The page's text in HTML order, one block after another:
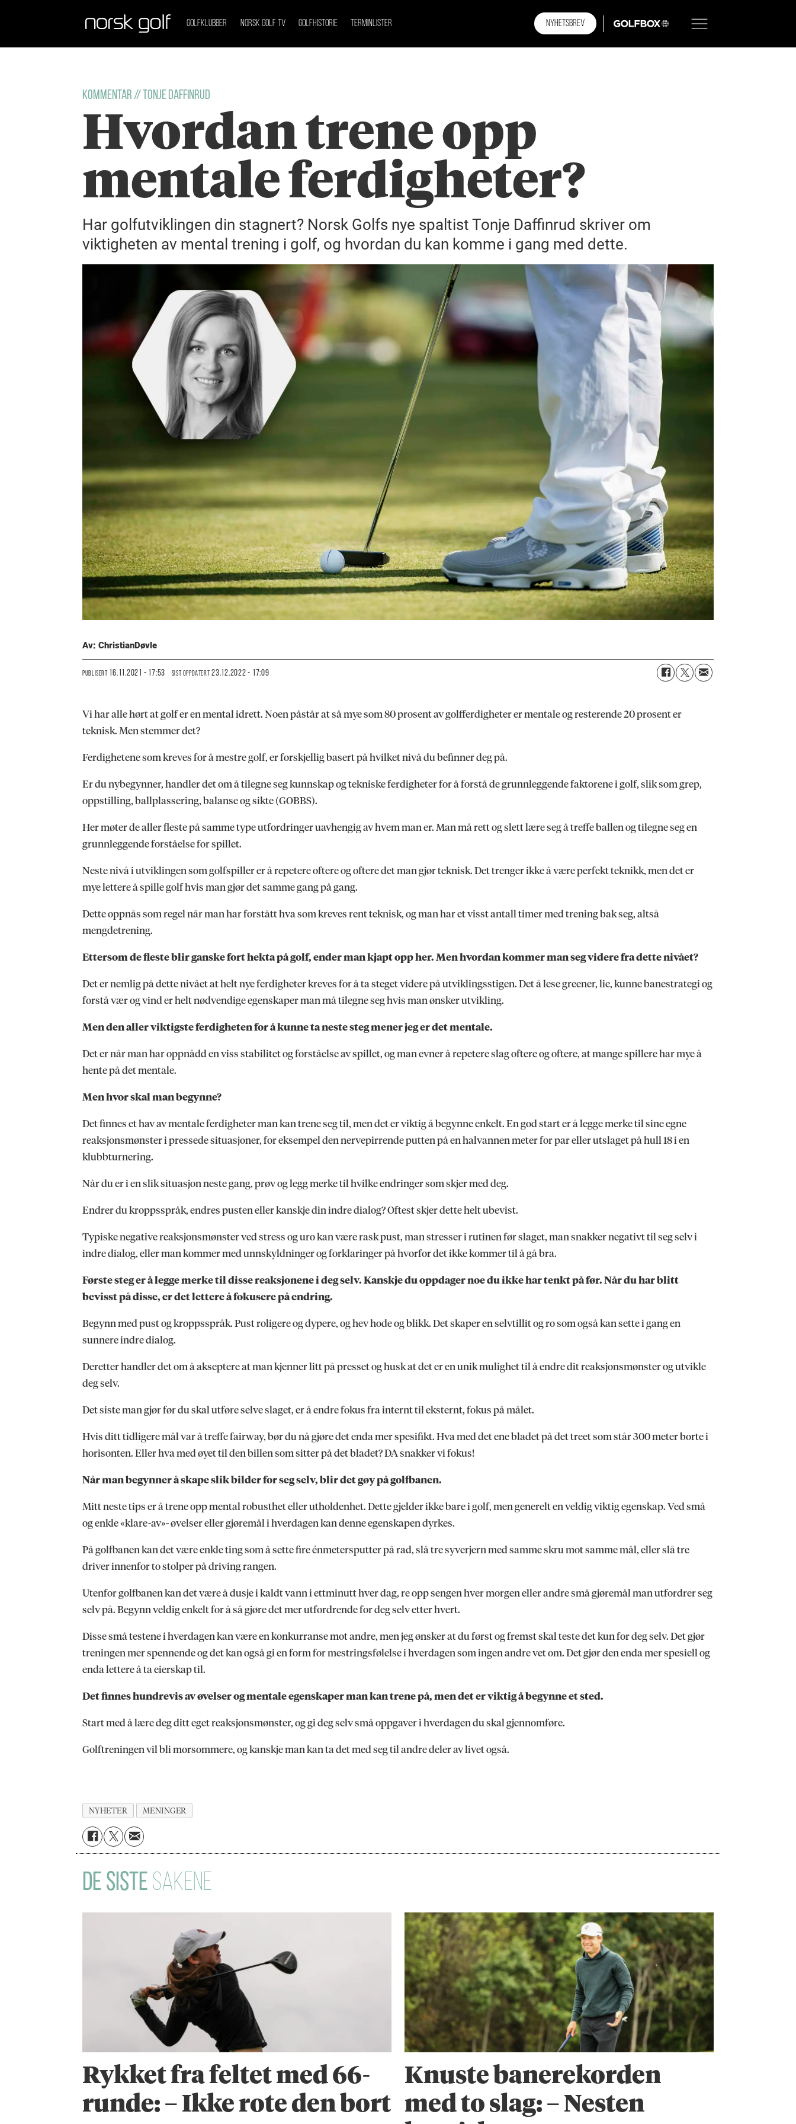
GOLFKLUBBER NORSK GOLF TV GOLFHISTORIE TERMINLISTER NYHETSBREV GOLFBOX
KOMMENTAR // TONJE DAFFINRUD
Hvordan trene opp
mentale ferdigheter?
Har golfutviklingen din stagnert? Norsk Golfs nye spaltist Tonje Daffinrud skriver om
viktigheten av mental trening i golf, og hvordan du kan komme i gang med dette.
Av: ChristianDøvle
PUBLISERT 16.11.2021 - 17:53 SIST OPPDATERT 23.12.2022 - 17:09
Vi har alle hørt at golf er en mental idrett. Noen påstår at så mye som 80 prosent av golfferdigheter er mentale og resterende 20 prosent er
teknisk. Men stemmer det?
Ferdighetene som kreves for å mestre golf, er forskjellig basert på hvilket nivå du befinner deg på.
Er du nybegynner, handler det om å tilegne seg kunnskap og tekniske ferdigheter for å forstå de grunnleggende faktorene i golf, slik som grep,
oppstilling, ballplassering, balanse og sikte (GOBBS).
Her møter de aller fleste på samme type utfordringer uavhengig av hvem man er. Man må rett og slett lære seg å treffe ballen og tilegne seg en
grunnleggende forståelse for spillet.
Neste nivå i utviklingen som golfspiller er å repetere oftere og oftere det man gjør teknisk. Det trenger ikke å være perfekt teknikk, men det er
mye lettere å spille golf hvis man gjør det samme gang på gang.
Dette oppnås som regel når man har forstått hva som kreves rent teknisk, og man har et visst antall timer med trening bak seg, altså
mengdetrening.
Ettersom de fleste blir ganske fort hekta på golf, ender man kjapt opp her. Men hvordan kommer man seg videre fra dette nivået?
Det er nemlig på dette nivået at helt nye ferdigheter kreves for å ta steget videre på utviklingsstigen. Det å lese greener, lie, kunne banestrategi og
forstå vær og vind er helt nødvendige egenskaper man må tilegne seg hvis man ønsker utvikling.
Men den aller viktigste ferdigheten for å kunne ta neste steg mener jeg er det mentale.
Det er når man har oppnådd en viss stabilitet og forståelse av spillet, og man evner å repetere slag oftere og oftere, at mange spillere har mye å
hente på det mentale.
Men hvor skal man begynne?
Det finnes et hav av mentale ferdigheter man kan trene seg til, men det er viktig å begynne enkelt. En god start er å legge merke til sine egne
reaksjonsmønster i pressede situasjoner, for eksempel den nervepirrende putten på en halvannen meter for par eller utslaget på hull 18 i en
klubbturnering.
Når du er i en slik situasjon neste gang, prøv og legg merke til hvilke endringer som skjer med deg.
Endrer du kroppsspråk, endres pusten eller kanskje din indre dialog? Oftest skjer dette helt ubevist.
Typiske negative reaksjonsmønster ved stress og uro kan være rask pust, man stresser i rutinen før slaget, man snakker negativt til seg selv i
indre dialog, eller man kommer med unnskyldninger og forklaringer på hvorfor det ikke kommer til å gå bra.
Første steg er å legge merke til disse reaksjonene i deg selv. Kanskje du oppdager noe du ikke har tenkt på før. Når du har blitt
bevisst på disse, er det lettere å fokusere på endring.
Begynn med pust og kroppsspråk. Pust roligere og dypere, og hev hode og blikk. Det skaper en selvtillit og ro som også kan sette i gang en
sunnere indre dialog.
Deretter handler det om å akseptere at man kjenner litt på presset og husk at det er en unik mulighet til å endre dit reaksjonsmønster og utvikle
deg selv.
Det siste man gjør før du skal utføre selve slaget, er å endre fokus fra internt til eksternt, fokus på målet.
Hvis ditt tidligere mål var å treffe fairway, bør du nå gjøre det enda mer spesifikt. Hva med det ene bladet på det treet som står 300 meter borte i
horisonten. Eller hva med øyet til den billen som sitter på det bladet? DA snakker vi fokus!
Når man begynner å skape slik bilder for seg selv, blir det gøy på golfbanen.
Mitt neste tips er å trene opp mental robusthet eller utholdenhet. Dette gjelder ikke bare i golf, men generelt en veldig viktig egenskap. Ved små
og enkle «klare-av»- øvelser eller gjøremål i hverdagen kan denne egenskapen dyrkes.
På golfbanen kan det være enkle ting som å sette fire énmetersputter på rad, slå tre syverjern med samme skru mot samme mål, eller slå tre
driver innenfor to stolper på driving rangen.
Utenfor golfbanen kan det være å dusje i kaldt vann i ettminutt hver dag, re opp sengen hver morgen eller andre små gjøremål man utfordrer seg
selv på. Begynn veldig enkelt for å så gjøre det mer utfordrende for deg selv etter hvert.
Disse små testene i hverdagen kan være en konkurranse mot andre, men jeg ønsker at du først og fremst skal teste det kun for deg selv. Det gjør
treningen mer spennende og det kan også gi en form for mestringsfølelse i hverdagen som ingen andre vet om. Det gjør den enda mer spesiell og
enda lettere å ta eierskap til.
Det finnes hundrevis av øvelser og mentale egenskaper man kan trene på, men det er viktig å begynne et sted.
Start med å lære deg ditt eget reaksjonsmønster, og gi deg selv små oppgaver i hverdagen du skal gjennomføre.
Golftreningen vil bli morsommere, og kanskje man kan ta det med seg til andre deler av livet også.
NYHETER MENINGER
DE SISTE SAKENE
Rykket fra feltet med 66-
runde: – Ikke rote den bort
Knuste banerekorden
med to slag: – Nesten